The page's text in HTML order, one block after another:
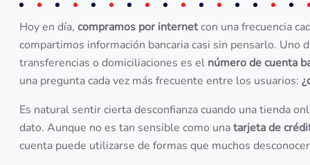
Hoy en día, compramos por internetcon una frecuencia
compartimos información bancaria casi sin pensarlo. Uno
transferencias o domiciliaciones es el número de cuenta
una pregunta cada vez más frecuente entre los usuarios:
Es natural sentir cierta desconfianza cuando una tienda
dato. Aunque no es tan sensible como unatarjeta de
cuenta puede utilizarse de formas que muchos